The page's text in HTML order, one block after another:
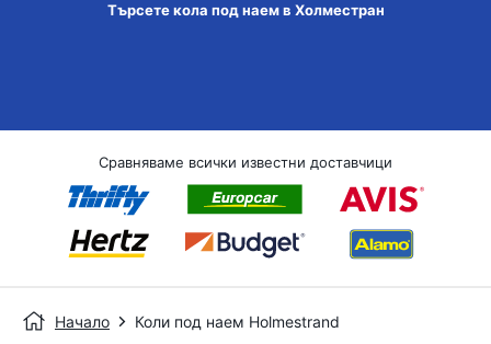
Търсете кола под наем в Холместран
Сравняваме всички известни доставчици
Начало Коли под наем Holmestrand